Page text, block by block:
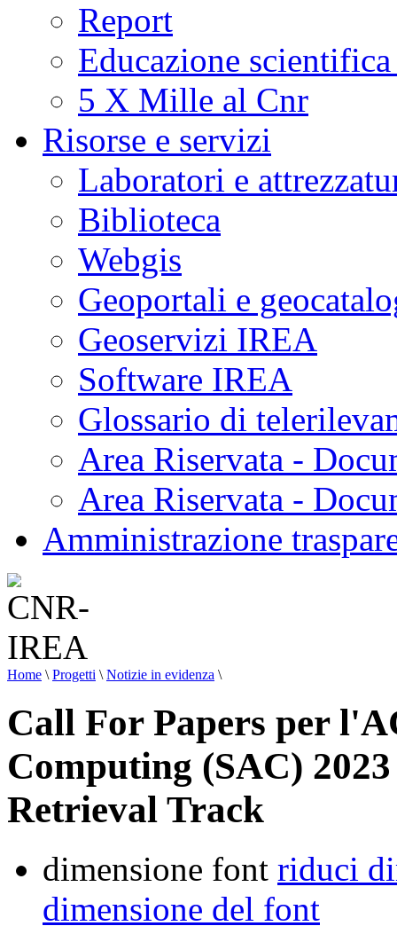
Report
Educazione
5 X Mille al Cnr
Risorse e servizi
Laboratori e
Biblioteca
Webgis
Geoportali e
Geoservizi IREA
Software IREA
Glossario di
Area Riservata -
Area Riservata -
Amministrazione
Home \ Progetti \ Notizie in evidenza \
Call For Papers per
Computing (SAC)
Retrieval Track
dimensione font riduci
dimensione del font